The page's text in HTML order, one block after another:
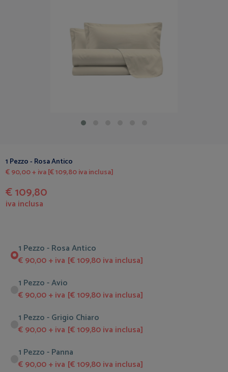
1 Pezzo - Rosa Antico
€ 90,00 + iva [€ 109,80 iva inclusa]
€ 109,80
iva inclusa
1 Pezzo - Rosa Antico
€ 90,00 + iva [€ 109,80 iva inclusa]
1 Pezzo - Avio
€ 90,00 + iva [€ 109,80 iva inclusa]
1 Pezzo - Grigio Chiaro
€ 90,00 + iva [€ 109,80 iva inclusa]
1 Pezzo - Panna
€ 90,00 + iva [€ 109,80 iva inclusa]